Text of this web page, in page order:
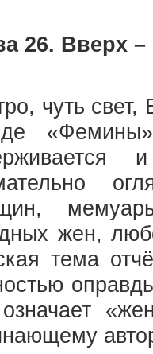
26. Вверх
чуть
жен,
тема